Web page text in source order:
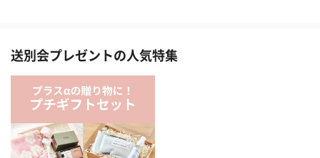
送別会プレゼントの人気特集